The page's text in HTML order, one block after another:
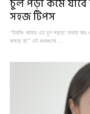
সহজ টিপস
“ইদানিং আমার এত চুল পড়ছে! মাথায়
কমছে না!” এই কথাগুলো …